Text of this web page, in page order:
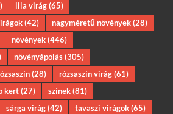
lila virág(65)
(42) nagyméretű növények(28)
növények(446)
növényápolás(305)
(28) rózsaszín virág(61)
kert(27) színek(81)
sárga virág(42) tavaszi virágok(65)